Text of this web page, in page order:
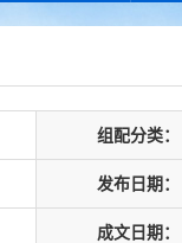
组配分类：
发布日期：
成文日期：